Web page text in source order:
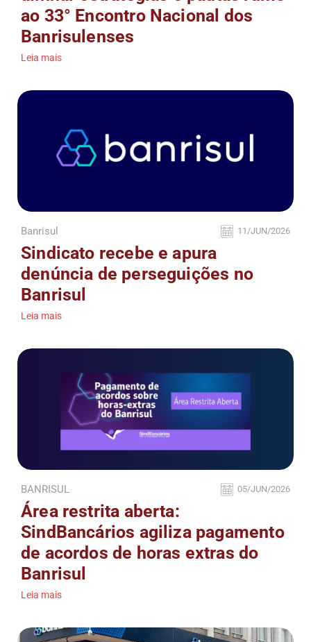
ao 33° Encontro Nacional dos
Banrisulenses
Leia mais
Banrisul 11/JUN/2026
Sindicato recebe e apura
denúncia de perseguições no
Banrisul
Leia mais
BANRISUL 05/JUN/2026
Área restrita aberta:
SindBancários agiliza pagamento
de acordos de horas extras do
Banrisul
Leia mais